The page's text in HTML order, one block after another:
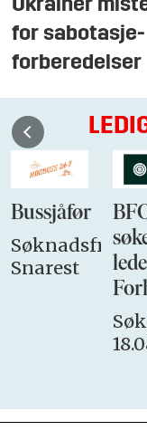
Ukrainer
for sabotasje-
forberedelser
Bussjåfør
Søknadsfrist:
Snarest